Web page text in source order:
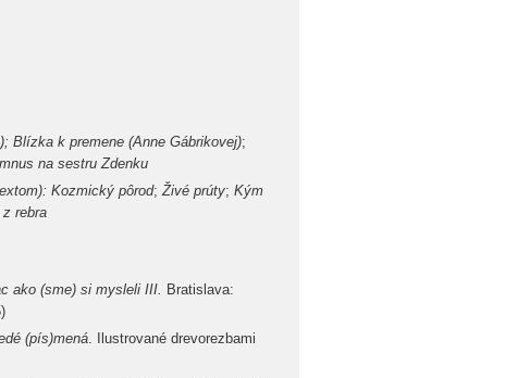
Blízka k premene (Anne Gábrikovej);
na sestru Zdenku
Kozmický pôrod; Živé prúty; Kým
rebra
ako (sme) si mysleli III. Bratislava:
(pís)mená. Ilustrované drevorezbami